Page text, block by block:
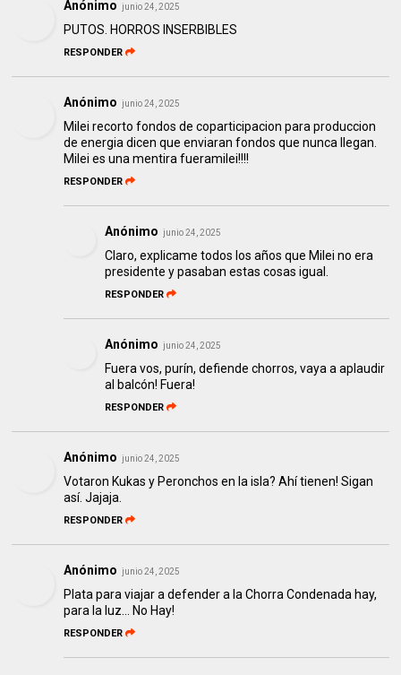
Anónimo junio 24, 2025
PUTOS. HORROS INSERBIBLES
RESPONDER
Anónimo junio 24, 2025
Milei recorto fondos de coparticipacion para produccion
de energia dicen que enviaran fondos que nunca llegan.
Milei es una mentira fueramilei!!!!
RESPONDER
Anónimo junio 24, 2025
Claro, explicame todos los años que Milei no era
presidente y pasaban estas cosas igual.
RESPONDER
Anónimo junio 24, 2025
Fuera vos, purín, defiende chorros, vaya a aplaudir
al balcón! Fuera!
RESPONDER
Anónimo junio 24, 2025
Votaron Kukas y Peronchos en la isla? Ahí tienen! Sigan
así. Jajaja.
RESPONDER
Anónimo junio 24, 2025
Plata para viajar a defender a la Chorra Condenada hay,
para la luz... No Hay!
RESPONDER